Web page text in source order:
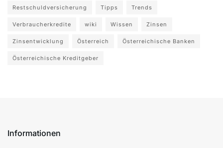
Restschuldversicherung Tipps Trends
Verbraucherkredite wiki Wissen Zinsen
Zinsentwicklung Österreich Österreichische Banken
Österreichische Kreditgeber
Informationen